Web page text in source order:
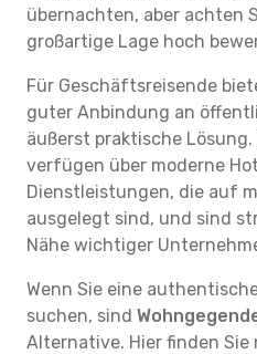
übernachten, aber achten
großartige Lage hoch
Für Geschäftsreisende
guter Anbindung an
äußerst praktische Lösung.
verfügen über moderne
Dienstleistungen, die auf
ausgelegt sind, und sind
Nähe wichtiger
Wenn Sie eine
suchen, sind
Alternative. Hier finden Sie